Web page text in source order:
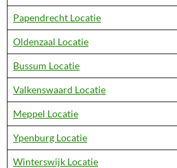
Papendrecht Locatie
Oldenzaal Locatie
Bussum Locatie
Valkenswaard Locatie
Meppel Locatie
Ypenburg Locatie
Winterswijk Locatie